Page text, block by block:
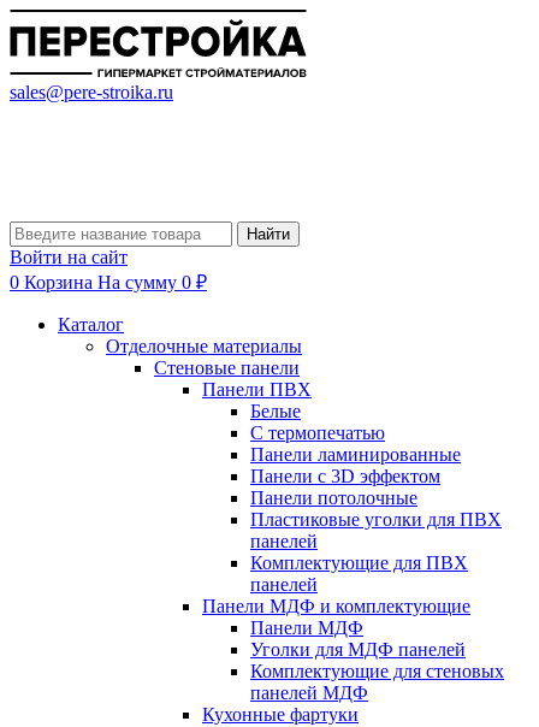
sales@pere-stroika.ru
Найти
Войти на сайт
0 Корзина На сумму 0 ₽
Каталог
Отделочные материалы
Стеновые панели
Панели ПВХ
Белые
С термопечатью
Панели ламинированные
Панели с 3D эффектом
Панели потолочные
Пластиковые уголки для ПВХ
панелей
Комплектующие для ПВХ
панелей
Панели МДФ и комплектующие
Панели МДФ
Уголки для МДФ панелей
Комплектующие для стеновых
панелей МДФ
Кухонные фартуки